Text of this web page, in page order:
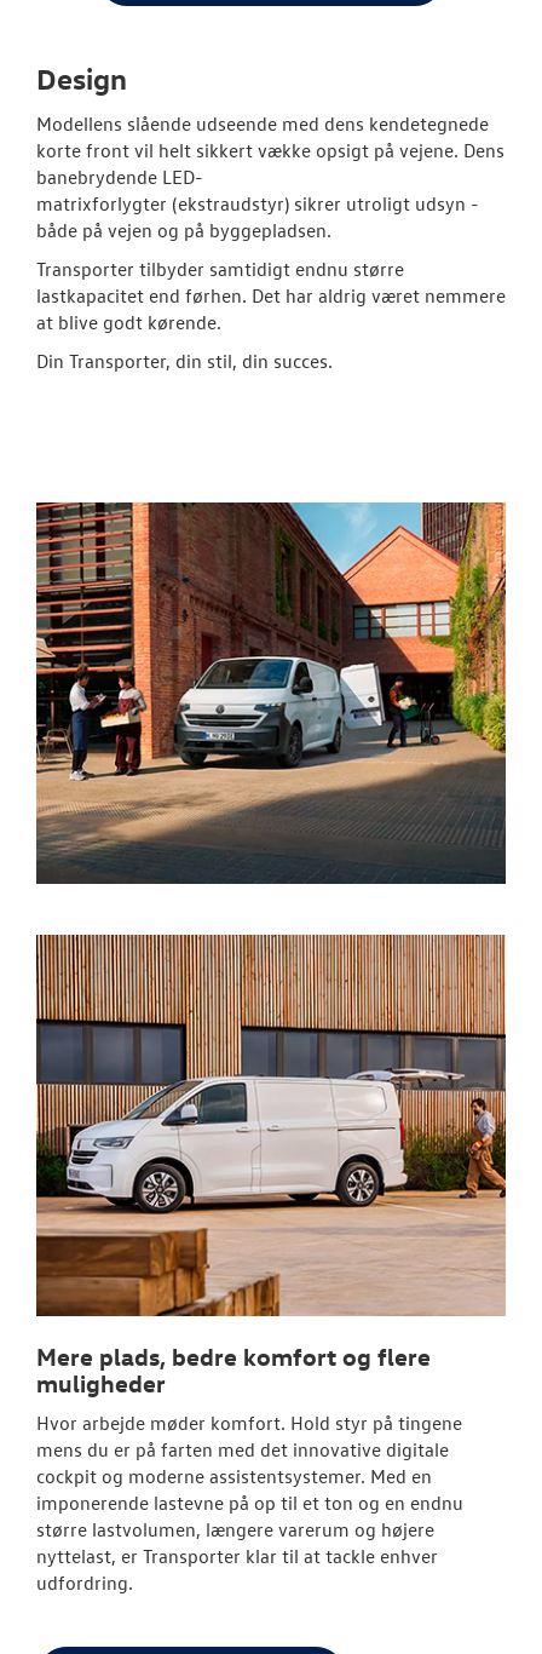
Design
Modellens slående udseende med dens kendetegnede
korte front vil helt sikkert vække opsigt på vejene. Dens
banebrydende LED-
matrixforlygter (ekstraudstyr) sikrer utroligt udsyn -
både på vejen og på byggepladsen.
Transporter tilbyder samtidigt endnu større
lastkapacitet end førhen. Det har aldrig været nemmere
at blive godt kørende.
Din Transporter, din stil, din succes.
Mere plads, bedre komfort og flere
muligheder
Hvor arbejde møder komfort. Hold styr på tingene
mens du er på farten med det innovative digitale
cockpit og moderne assistentsystemer. Med en
imponerende lastevne på op til et ton og en endnu
større lastvolumen, længere varerum og højere
nyttelast, er Transporter klar til at tackle enhver
udfordring.